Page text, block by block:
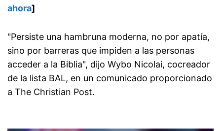
ahora]
"Persiste una hambruna moderna, no por apatía,
sino por barreras que impiden a las personas
acceder a la Biblia", dijo Wybo Nicolai, cocreador
de la lista BAL, en un comunicado proporcionado
a The Christian Post.